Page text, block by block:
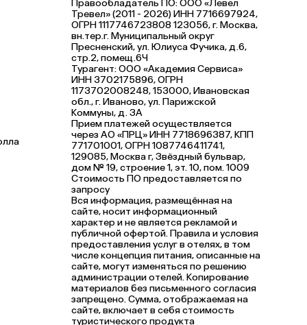
Правообладатель ПО: ООО «Левел
Тревел» (2011 - 2026) ИНН 7716697924,
ОГРН 1117746723808 123056, г. Москва,
вн.тер.г. Муниципальный округ
Пресненский, ул. Юлиуса Фучика, д.6,
стр.2, помещ.6Ч
Турагент: ООО «Академия Сервиса»
ИНН 3702175896, ОГРН
1173702008248, 153000, Ивановская
обл., г. Иваново, ул. Парижской
Коммуны, д. ЗА
Прием платежей осуществляется
через АО «ПРЦ» ИНН 7718696387, КПП
771701001, ОГРН 1087746411741,
129085, Москва г, Звёздный бульвар,
дом № 19, строение 1, эт. 10, пом. 1009
Стоимость ПО предоставляется по
запросу
Вся информация, размещённая на
сайте, носит информационный
характер и не является рекламой и
публичной офертой. Правила и условия
предоставления услуг в отелях, в том
числе концепция питания, описанные на
сайте, могут изменяться по решению
администрации отелей. Копирование
материалов без письменного согласия
запрещено. Сумма, отображаемая на
сайте, включает в себя стоимость
туристического продукта